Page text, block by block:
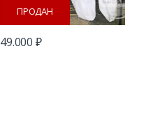
ПРОДАН
49.000₽